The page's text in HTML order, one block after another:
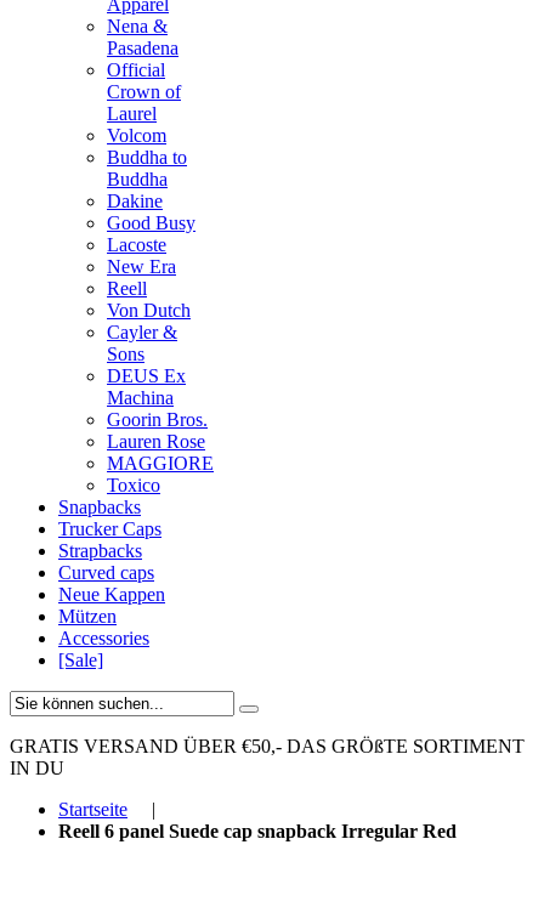
Apparel
Nena &
Pasadena
Official
Crown of
Laurel
Volcom
Buddha to
Buddha
Dakine
Good Busy
Lacoste
New Era
Reell
Von Dutch
Cayler &
Sons
DEUS Ex
Machina
Goorin Bros.
Lauren Rose
MAGGIORE
Toxico
Snapbacks
Trucker Caps
Strapbacks
Curved caps
Neue Kappen
Mützen
Accessories
[Sale]
GRATIS VERSAND ÜBER €50,- DAS GRÖßTE SORTIMENT
IN DU
Startseite
|
Reell 6 panel Suede cap snapback Irregular Red